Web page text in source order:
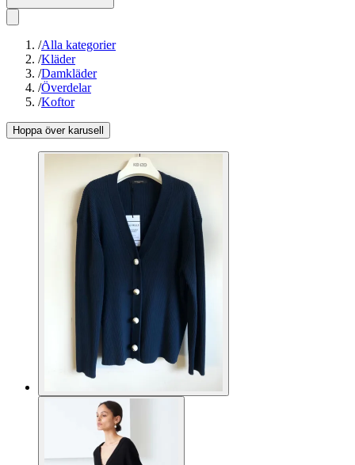
/Alla kategorier
/Kläder
/Damkläder
/Överdelar
/Koftor
Hoppa över karusell